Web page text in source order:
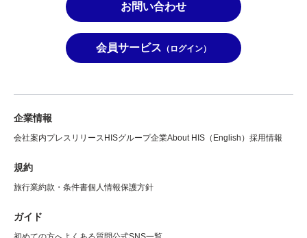
お問い合わせ
会員サービス （ログイン）
企業情報
会社案内プレスリリース HISグループ企業About HIS（English） 採用情報
規約
旅行業約款・条件書個人情報保護方針
ガイド